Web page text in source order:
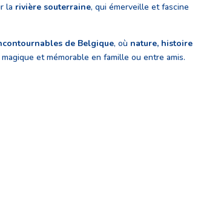
la rivière souterraine, qui émerveille et fascine
de Belgique, où nature, histoire
et mémorable en famille ou entre amis.